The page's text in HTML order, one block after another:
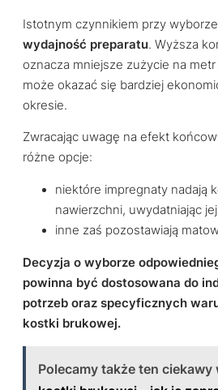
Istotnym czynnikiem przy
wydajność preparatu. Wyższa
oznacza mniejsze zużycie na
może okazać się bardziej
okresie.
Zwracając uwagę na efekt
różne opcje:
niektóre impregnaty nadają
nawierzchni, uwydatniając
inne zaś pozostawiają
Decyzja o wyborze
powinna być dostosowana do
potrzeb oraz specyficznych
kostki brukowej.
Polecamy także ten ciekawy